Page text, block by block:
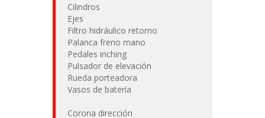
Cilindros
Ejes
Filtro hidráulico retorno
Palanca freno mano
Pedales inching
Pulsador de elevación
Rueda porteadora
Vasos de batería
Corona dirección